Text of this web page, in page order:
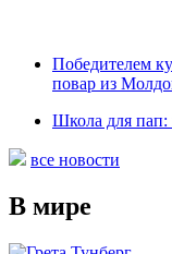
Победителем
повар из
Школа для пап:
все новости
В мире